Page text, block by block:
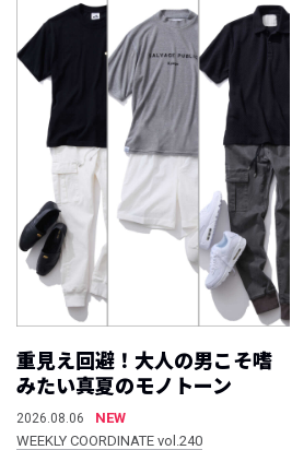
重見え回避！大人の男こそ嗜
みたい真夏のモノトーン
2026.08.06
NEW
WEEKLY COORDINATE vol.240